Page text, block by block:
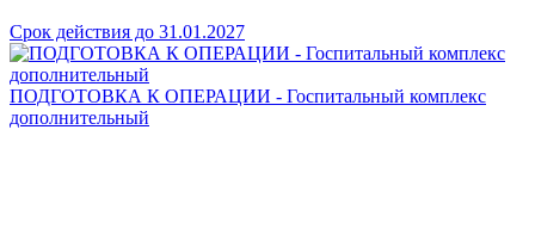
Срок действия до 31.01.2027
ПОДГОТОВКА К ОПЕРАЦИИ - Госпитальный комплекс
дополнительный